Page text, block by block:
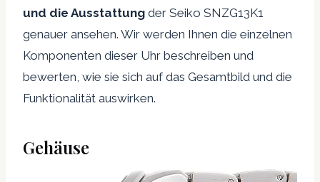
und die Ausstattung der Seiko SNZG13K1
genauer ansehen. Wir werden Ihnen die einzelnen
Komponenten dieser Uhr beschreiben und
bewerten, wie sie sich auf das Gesamtbild und die
Funktionalität auswirken.
Gehäuse